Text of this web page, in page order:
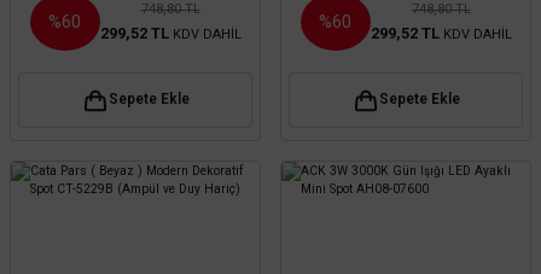
%60
748,80 TL
299,52 TL KDV DAHİL
Sepete Ekle
%60
748,80 TL
299,52 TL KDV DAHİL
Sepete Ekle